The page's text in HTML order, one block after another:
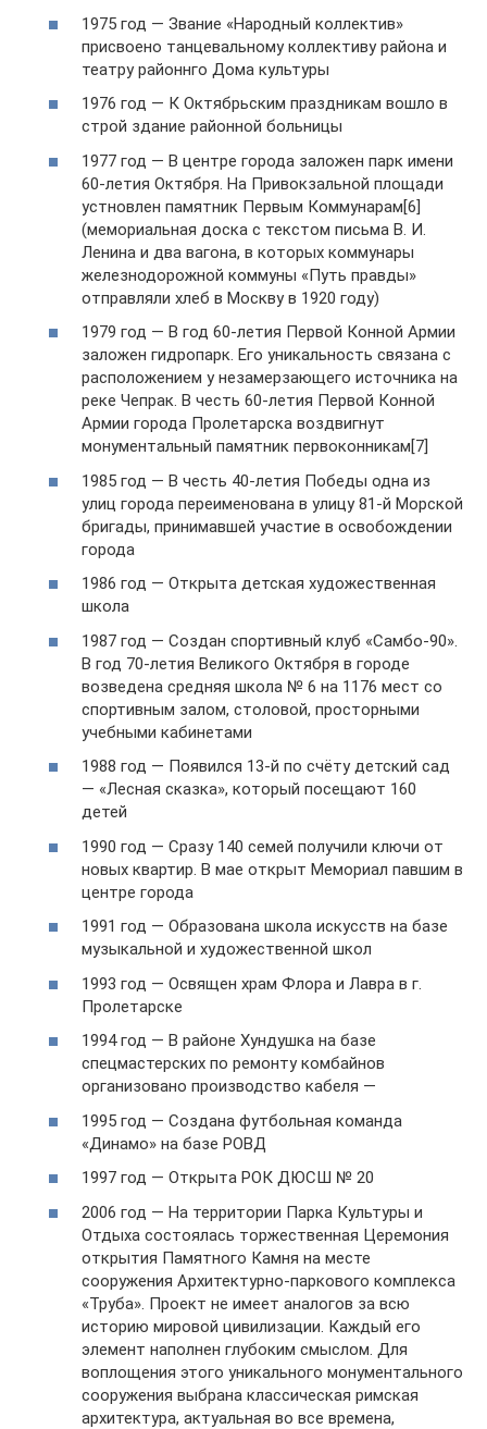
1975 год — Звание «Народный коллектив»
присвоено танцевальному коллективу района и
театру районнго Дома культуры
1976 год — К Октябрьским праздникам вошло в
строй здание районной больницы
1977 год — В центре города заложен парк имени
60-летия Октября. На Привокзальной площади
устновлен памятник Первым Коммунарам[6]
(мемориальная доска с текстом письма В. И.
Ленина и два вагона, в которых коммунары
железнодорожной коммуны «Путь правды»
отправляли хлеб в Москву в 1920 году)
1979 год — В год 60-летия Первой Конной Армии
заложен гидропарк. Его уникальность связана с
расположением у незамерзающего источника на
реке Чепрак. В честь 60-летия Первой Конной
Армии города Пролетарска воздвигнут
монументальный памятник первоконникам[7]
1985 год — В честь 40-летия Победы одна из
улиц города переименована в улицу 81-й Морской
бригады, принимавшей участие в освобождении
города
1986 год — Открыта детская художественная
школа
1987 год — Создан спортивный клуб «Самбо-90».
В год 70-летия Великого Октября в городе
возведена средняя школа № 6 на 1176 мест со
спортивным залом, столовой, просторными
учебными кабинетами
1988 год — Появился 13-й по счёту детский сад
— «Лесная сказка», который посещают 160
детей
1990 год — Сразу 140 семей получили ключи от
новых квартир. В мае открыт Мемориал павшим в
центре города
1991 год — Образована школа искусств на базе
музыкальной и художественной школ
1993 год — Освящен храм Флора и Лавра в г.
Пролетарске
1994 год — В районе Хундушка на базе
спецмастерских по ремонту комбайнов
организовано производство кабеля —
1995 год — Создана футбольная команда
«Динамо» на базе РОВД
1997 год — Открыта РОК ДЮСШ № 20
2006 год — На территории Парка Культуры и
Отдыха состоялась торжественная Церемония
открытия Памятного Камня на месте
сооружения Архитектурно-паркового комплекса
«Труба». Проект не имеет аналогов за всю
историю мировой цивилизации. Каждый его
элемент наполнен глубоким смыслом. Для
воплощения этого уникального монументального
сооружения выбрана классическая римская
архитектура, актуальная во все времена,